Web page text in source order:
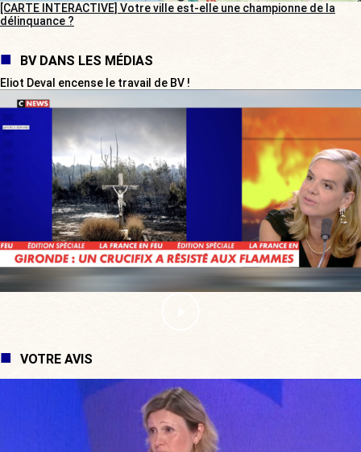
[CARTE INTERACTIVE] Votre ville est-elle une championne de la
délinquance ?
BV DANS LES MÉDIAS
Eliot Deval encense le travail de BV !
VOTRE AVIS